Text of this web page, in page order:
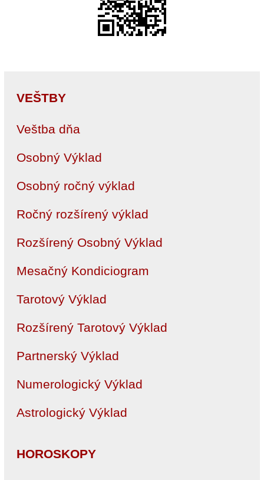
VEŠTBY
Veštba dňa
Osobný Výklad
Osobný ročný výklad
Ročný rozšírený výklad
Rozšírený Osobný Výklad
Mesačný Kondiciogram
Tarotový Výklad
Rozšírený Tarotový Výklad
Partnerský Výklad
Numerologický Výklad
Astrologický Výklad
HOROSKOPY